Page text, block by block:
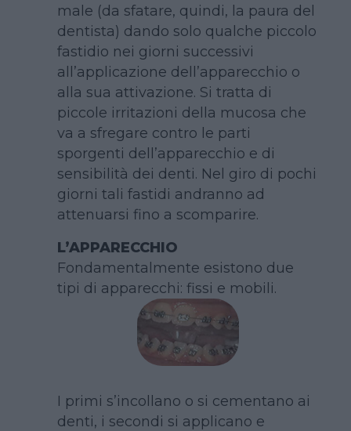
male (da sfatare, quindi, la paura del
dentista) dando solo qualche piccolo
fastidio nei giorni successivi
all’applicazione dell’apparecchio o
alla sua attivazione. Si tratta di
piccole irritazioni della mucosa che
va a sfregare contro le parti
sporgenti dell’apparecchio e di
sensibilità dei denti. Nel giro di pochi
giorni tali fastidi andranno ad
attenuarsi fino a scomparire.
L’APPARECCHIO
Fondamentalmente esistono due
tipi di apparecchi: fissi e mobili.
I primi s’incollano o si cementano ai
denti, i secondi si applicano e